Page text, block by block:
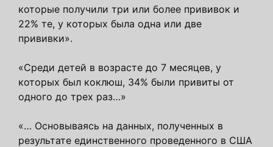
которые получили три или более прививок и
22% те, у которых была одна или две
прививки».
«Среди детей в возрасте до 7 месяцев, у
которых был коклюш, 34% были привиты от
одного до трех раз…»
«… Основываясь на данных, полученных в
результате единственного проведенного в США